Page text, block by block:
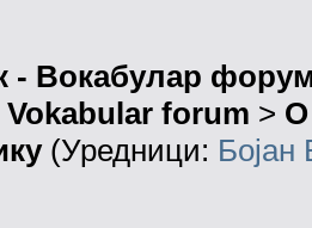
- Вокабулар
forum > О
(Уредници: